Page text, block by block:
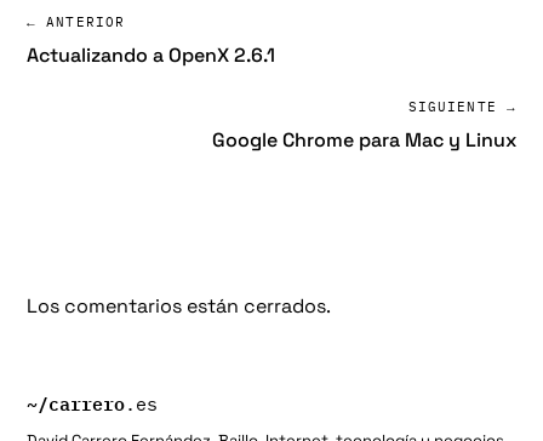
← ANTERIOR
Actualizando a OpenX 2.6.1
SIGUIENTE →
Google Chrome para Mac y Linux
Los comentarios están cerrados.
~/carrero.es